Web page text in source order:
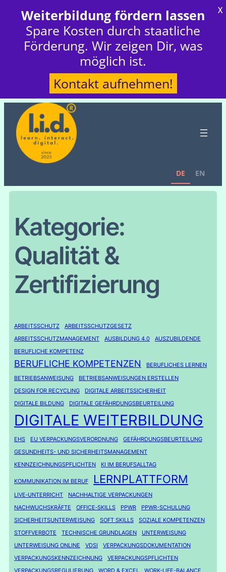
DE EN
Kategorie:
Qualität &
Zertifizierung
ARBEITSSCHUTZ
ARBEITSSCHUTZGESETZ
ARBEITSSCHUTZMANAGEMENT
AUSBILDUNG 4.0
AUSZUBILDENDE
BERUFLICHE KOMPETENZ
BERUFLICHE KOMPETENZEN
BERUFLICHES LERNEN
BETRIEBSANWEISUNG
BETRIEBSANWEISUNGEN ERSTELLEN
DESIGN FOR RECYCLING
DIGITALE ARBEITSSICHERHEIT
DIGITALE BILDUNG
DIGITALE GEFÄHRDUNGSBEURTEILUNG
DIGITALE WEITERBILDUNG
EHS EU VERPACKUNGSVERORDNUNG
GEFÄHRDUNGSBEURTEILUNG
GESUNDHEITS- UND SICHERHEITSMANAGEMENT
KENNZEICHNUNGSPFLICHTEN
KI IM BERUFSALLTAG
KOMMUNIKATION IM BERUF LERNPLATTFORM
LIVE‑UNTERRICHT
NACHHALTIGE VERPACKUNGEN
NACHWUCHSKRÄFTE
OFFICE‑SKILLS PPWR
PPWR-SCHULUNG
SICHERHEITSUNTERWEISUNG
SOFT SKILLS
SOZIALE KOMPETENZEN
STOFFVERBOTE
TECHNISCHE GRUNDLAGEN
UNTERWEISUNG
UNTERWEISUNG ONLINE
VDSI
VERPACKUNGSDOKUMENTATION
VERPACKUNGSKENNZEICHNUNG
VERPACKUNGSPFLICHTEN
Weiterbildung fördern lassen
Spare Kosten durch staatliche
Förderung. Wir zeigen Dir, was
möglich ist.
Kontakt aufnehmen!
X